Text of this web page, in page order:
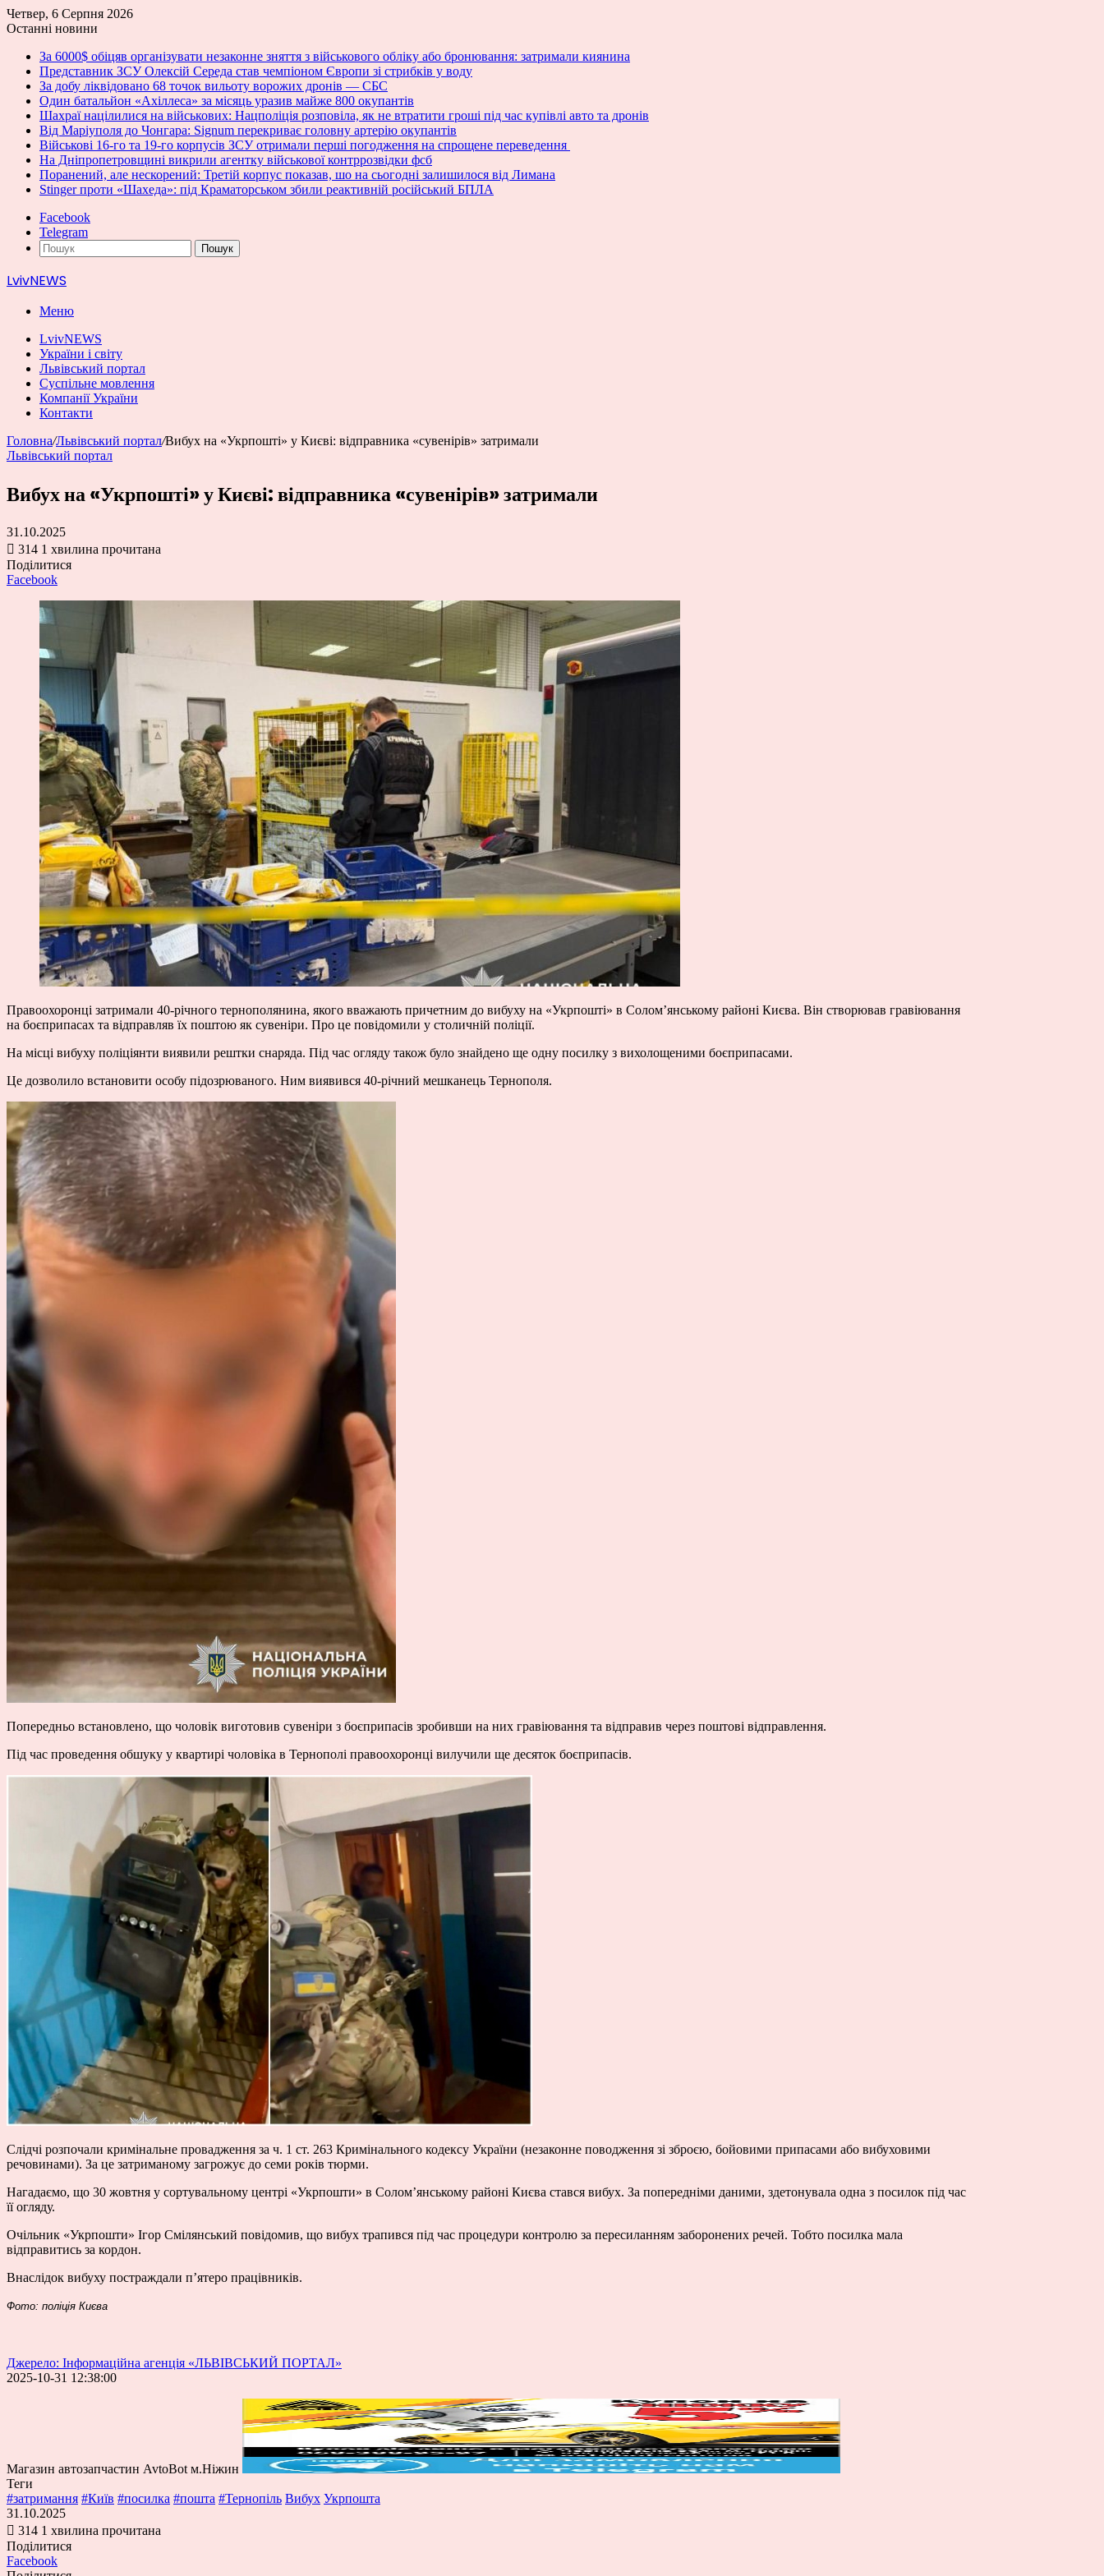
Четвер, 6 Серпня 2026
Останні новини
За 6000$ обіцяв організувати незаконне зняття з військового обліку або бронювання: затримали киянина
Представник ЗСУ Олексій Середа став чемпіоном Європи зі стрибків у воду
За добу ліквідовано 68 точок вильоту ворожих дронів — СБС
Один батальйон «Ахіллеса» за місяць уразив майже 800 окупантів
Шахраї націлилися на військових: Нацполіція розповіла, як не втратити гроші під час купівлі авто та дронів
Від Маріуполя до Чонгара: Signum перекриває головну артерію окупантів
Військові 16-го та 19-го корпусів ЗСУ отримали перші погодження на спрощене переведення
На Дніпропетровщині викрили агентку військової контррозвідки фсб
Поранений, але нескорений: Третій корпус показав, шо на сьогодні залишилося від Лимана
Stinger проти «Шахеда»: під Краматорськом збили реактивній російський БПЛА
Facebook
Telegram
Пошук
LvivNEWS
Меню
LvivNEWS
України і світу
Львівський портал
Суспільне мовлення
Компанії України
Контакти
Головна/Львівський портал/Вибух на «Укрпошті» у Києві: відправника «сувенірів» затримали
Львівський портал
Вибух на «Укрпошті» у Києві: відправника «сувенірів» затримали
31.10.2025
314 1 хвилина прочитана
Поділитися
Facebook
Правоохоронці затримали 40-річного тернополянина, якого вважають причетним до вибуху на «Укрпошті» в Солом’янському районі Києва. Він створював гравіювання
на боєприпасах та відправляв їх поштою як сувеніри. Про це повідомили у столичній поліції.
На місці вибуху поліціянти виявили рештки снаряда. Під час огляду також було знайдено ще одну посилку з вихолощеними боєприпасами.
Це дозволило встановити особу підозрюваного. Ним виявився 40-річний мешканець Тернополя.
Попередньо встановлено, що чоловік виготовив сувеніри з боєприпасів зробивши на них гравіювання та відправив через поштові відправлення.
Під час проведення обшуку у квартирі чоловіка в Тернополі правоохоронці вилучили ще десяток боєприпасів.
Слідчі розпочали кримінальне провадження за ч. 1 ст. 263 Кримінального кодексу України (незаконне поводження зі зброєю, бойовими припасами або вибуховими
речовинами). За це затриманому загрожує до семи років тюрми.
Нагадаємо, що 30 жовтня у сортувальному центрі «Укрпошти» в Солом’янському районі Києва стався вибух. За попередніми даними, здетонувала одна з посилок під час
її огляду.
Очільник «Укрпошти» Ігор Смілянський повідомив, що вибух трапився під час процедури контролю за пересиланням заборонених речей. Тобто посилка мала
відправитись за кордон.
Внаслідок вибуху постраждали п’ятеро працівників.
Фото: поліція Києва
Джерело: Інформаційна агенція «ЛЬВІВСЬКИЙ ПОРТАЛ»
2025-10-31 12:38:00
Магазин автозапчастин AvtoBot м.Ніжин
Теги
#затримання #Київ #посилка #пошта #Тернопіль Вибух Укрпошта
31.10.2025
314 1 хвилина прочитана
Поділитися
Facebook